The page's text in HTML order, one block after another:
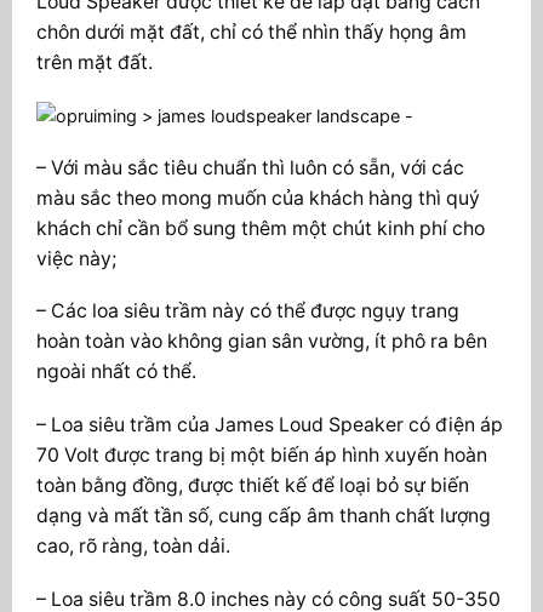
chôn dưới mặt đất, chỉ có thể nhìn thấy họng âm
trên mặt đất.
– Với màu sắc tiêu chuẩn thì luôn có sẵn, với các
màu sắc theo mong muốn của khách hàng thì quý
khách chỉ cần bổ sung thêm một chút kinh phí cho
việc này;
– Các loa siêu trầm này có thể được ngụy trang
hoàn toàn vào không gian sân vường, ít phô ra bên
ngoài nhất có thể.
– Loa siêu trầm của James Loud Speaker có điện áp
70 Volt được trang bị một biến áp hình xuyến hoàn
toàn bằng đồng, được thiết kế để loại bỏ sự biến
dạng và mất tần số, cung cấp âm thanh chất lượng
cao, rõ ràng, toàn dải.
– Loa siêu trầm 8.0 inches này có công suất 50-350